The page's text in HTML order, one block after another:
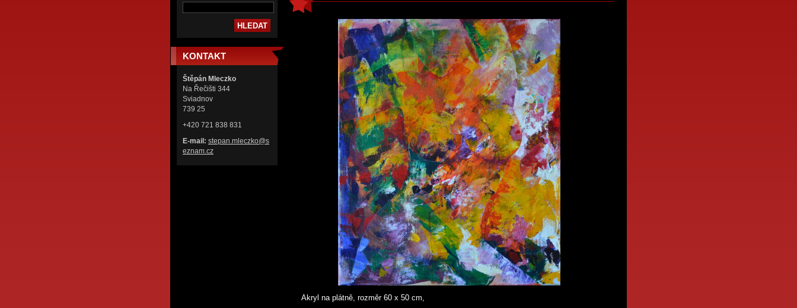
KONTAKT
Štěpán Mleczko
Na Řečišti 344
Sviadnov
739 25
+420 721 838 831
E-mail: stepan.m leczko@s
eznam.cz
Akryl na plátně, rozměr 60 x 50 cm,